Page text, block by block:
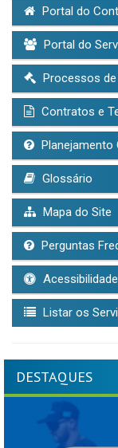
Portal do
Portal do
Processos
Contratos e
Planejamento
Glossário
Mapa do Site
Perguntas
Acessibilidade
Listar os
DESTAQUES